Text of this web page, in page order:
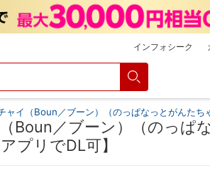
インフォシーク
ャイ（Boun／ブーン）（のっぱなっとがんたち
Boun／ブーン）（のっぱ
プリでDL可】